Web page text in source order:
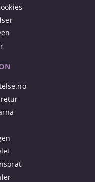
retur